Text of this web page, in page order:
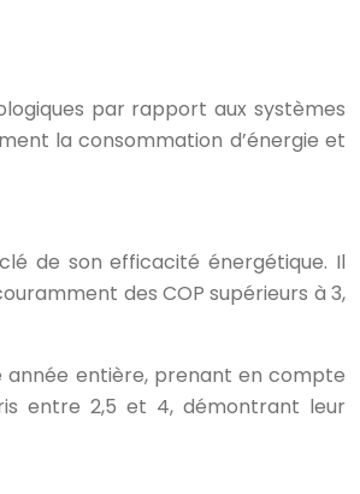
par rapport aux systèmes
la consommation d’énergie et
de son efficacité énergétique. Il
des COP supérieurs à 3,
année entière, prenant en compte
entre 2,5 et 4, démontrant leur